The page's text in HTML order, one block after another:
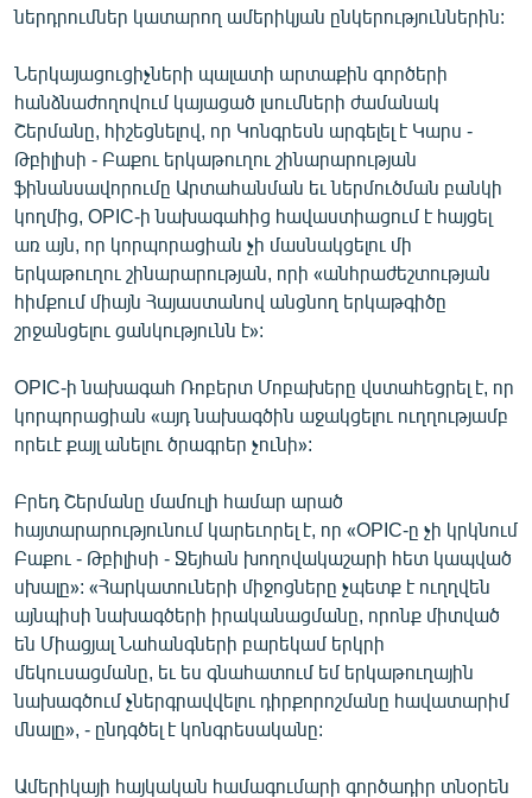
Հայերեն
English
Русский
ՀԵՏԵՎԵՔ ՄԵԶ
«Ազատության» բոլոր կայքերը
ներդրումներ կատարող ամերիկյան ընկերություններին:
Ներկայացուցիչների պալատի արտաքին գործերի
հանձնաժողովում կայացած լսումների ժամանակ
Շերմանը, հիշեցնելով, որ Կոնգրեսն արգելել է Կարս -
Թբիլիսի - Բաքու երկաթուղու շինարարության
ֆինանսավորումը Արտահանման եւ ներմուծման բանկի
կողմից, OPIC-ի նախագահից հավաստիացում է հայցել
առ այն, որ կորպորացիան չի մասնակցելու մի
երկաթուղու շինարարության, որի «անհրաժեշտության
հիմքում միայն Հայաստանով անցնող երկաթգիծը
շրջանցելու ցանկությունն է»:
OPIC-ի նախագահ Ռոբերտ Մոբախերը վստահեցրել է, որ
կորպորացիան «այդ նախագծին աջակցելու ուղղությամբ
որեւէ քայլ անելու ծրագրեր չունի»:
Բրեդ Շերմանը մամուլի համար արած
հայտարարությունում կարեւորել է, որ «OPIC-ը չի կրկնում
Բաքու - Թբիլիսի - Ջեյհան խողովակաշարի հետ կապված
սխալը»: «Հարկատուների միջոցները չպետք է ուղղվեն
այնպիսի նախագծերի իրականացմանը, որոնք միտված
են Միացյալ Նահանգների բարեկամ երկրի
մեկուսացմանը, եւ ես գնահատում եմ երկաթուղային
նախագծում չներգրավվելու դիրքորոշմանը հավատարիմ
մնալը», - ընդգծել է կոնգրեսականը:
Ամերիկայի հայկական համագումարի գործադիր տնօրեն